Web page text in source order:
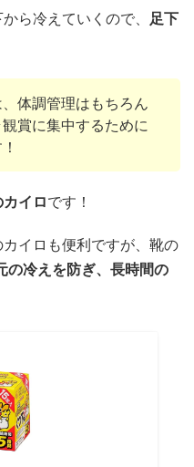
ら冷えていくので、 足下
体調管理はもちろん
賞に集中するために
イロです！
イロも便利ですが、靴の
の冷えを防ぎ、長時間の